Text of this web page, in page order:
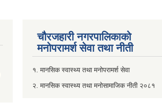
चौरजहारी नगरपालिकाको
मनोपरामर्श सेवा तथा नीती
१. मानसिक स्वास्थ्य तथा मनोपरामर्श सेवा
२. मानसिक स्वास्थ्य तथा मनोसामाजिक नीती २०८१